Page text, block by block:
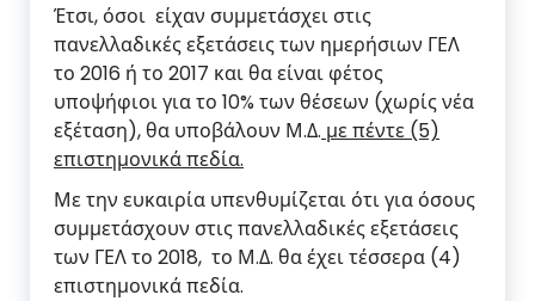
Έτσι, όσοι είχαν συμμετάσχει στις
πανελλαδικές εξετάσεις των ημερήσιων ΓΕΛ
το 2016 ή το 2017 και θα είναι φέτος
υποψήφιοι για το 10% των θέσεων (χωρίς νέα
εξέταση), θα υποβάλουν Μ.Δ. με πέντε (5)
επιστημονικά πεδία.
Με την ευκαιρία υπενθυμίζεται ότι για όσους
συμμετάσχουν στις πανελλαδικές εξετάσεις
των ΓΕΛ το 2018, το Μ.Δ. θα έχει τέσσερα (4)
επιστημονικά πεδία.